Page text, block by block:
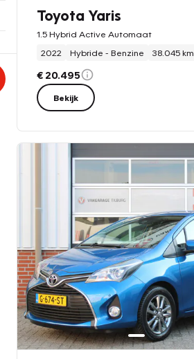
Toyota Yaris
1.5 Hybrid Active Automaat
2022
Hybride - Benzine 38.045 km
€ 20.495
Bekijk